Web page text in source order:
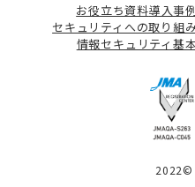
2022©
お役立ち資料導入事例
セキュリティへの取り組
情報セキュリティ基